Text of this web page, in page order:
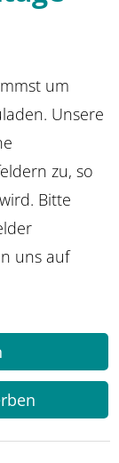
um
Unsere
zu, so
Bitte
uns auf